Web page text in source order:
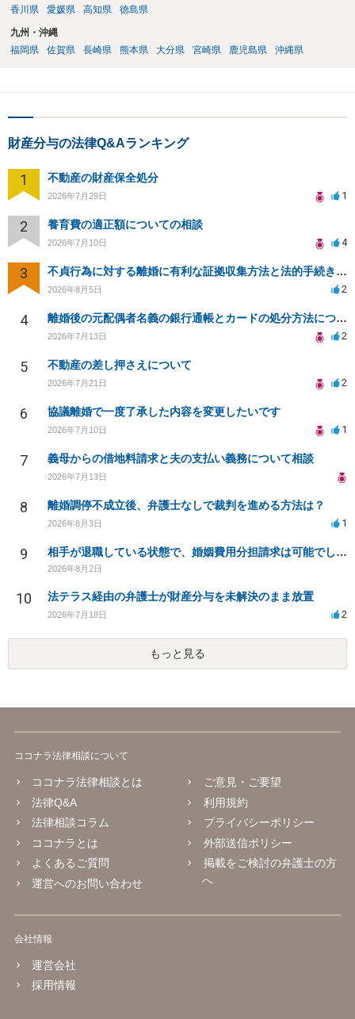
香川県
愛媛県 高知県 徳島県
九州・沖縄
福岡県
佐賀県 長崎県 熊本県 大分県 宮崎県 鹿児島県 沖縄県
財産分与の法律Q&Aランキング
1 不動産の財産保全処分
2026年7月29日 1
2 養育費の適正額についての相談
2026年7月10日 4
3 不貞行為に対する離婚に有利な証拠収集方法と法的手続きについて
2026年8月5日 2
4 離婚後の元配偶者名義の銀行通帳とカードの処分方法について
2026年7月13日 2
5 不動産の差し押さえについて
2026年7月21日 2
6 協議離婚で一度了承した内容を変更したいです
2026年7月10日 1
7 義母からの借地料請求と夫の支払い義務について相談
2026年7月13日
8 離婚調停不成立後、弁護士なしで裁判を進める方法は？
2026年8月3日 1
9 相手が退職している状態で、婚姻費用分担請求は可能でしょうか？
2026年8月2日
10 法テラス経由の弁護士が財産分与を未解決のまま放置
2026年7月18日 2
もっと見る
ココナラ法律相談について
ココナラ法律相談とは
法律Q&A
法律相談コラム
ココナラとは
よくあるご質問
運営へのお問い合わせ
ご意見・ご要望
利用規約
プライバシーポリシー
外部送信ポリシー
掲載をご検討の弁護士の方
へ
会社情報
運営会社
採用情報